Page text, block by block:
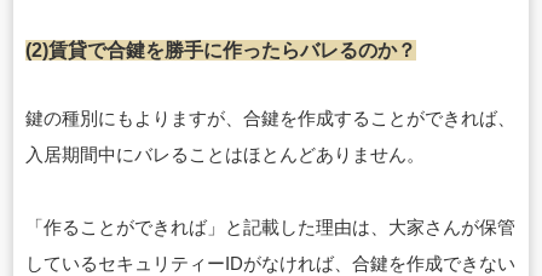
(2)賃貸で合鍵を勝手に作ったらバレるのか？
鍵の種別にもよりますが、合鍵を作成することができれば、
入居期間中にバレることはほとんどありません。
「作ることができれば」と記載した理由は、大家さんが保管
しているセキュリティーIDがなければ、合鍵を作成できない